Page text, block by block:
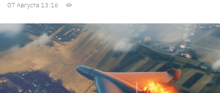
07 Августа 13:16